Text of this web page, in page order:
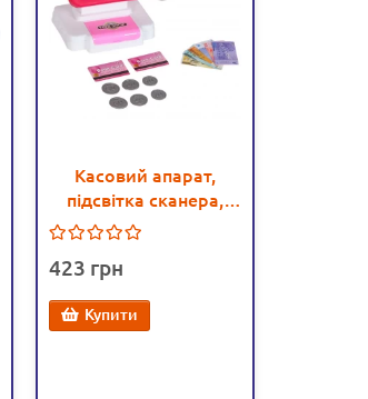
Касовий апарат,
підсвітка сканера,
звук, калькулятор
423
Купити